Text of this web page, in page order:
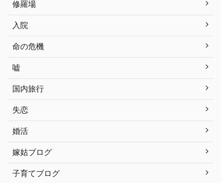
修羅場
入院
命の危機
嘘
国内旅行
失恋
婚活
嫁姑ブログ
子育てブログ